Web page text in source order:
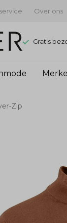
Over ons
Gratis
Zip